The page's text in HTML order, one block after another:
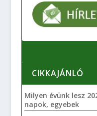
CIKKAJÁNLÓ
Milyen évünk lesz
napok, egyebek